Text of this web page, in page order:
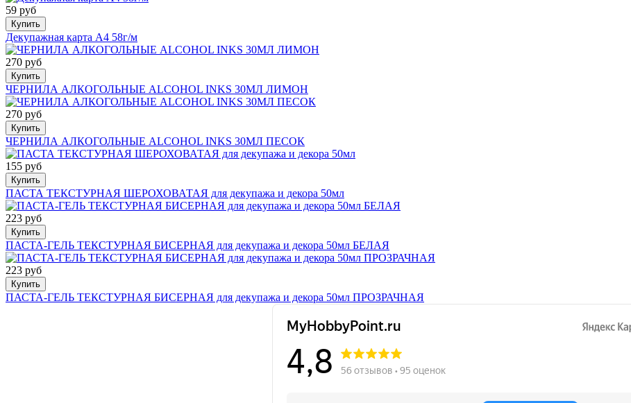
59 руб
Купить
Декупажная карта А4 58г/м
270 руб
Купить
ЧЕРНИЛА АЛКОГОЛЬНЫЕ ALCOHOL INKS 30МЛ ЛИМОН
270 руб
Купить
ЧЕРНИЛА АЛКОГОЛЬНЫЕ ALCOHOL INKS 30МЛ ПЕСОК
155 руб
Купить
ПАСТА ТЕКСТУРНАЯ ШЕРОХОВАТАЯ для декупажа и декора 50мл
223 руб
Купить
ПАСТА-ГЕЛЬ ТЕКСТУРНАЯ БИСЕРНАЯ для декупажа и декора 50мл БЕЛАЯ
223 руб
Купить
ПАСТА-ГЕЛЬ ТЕКСТУРНАЯ БИСЕРНАЯ для декупажа и декора 50мл ПРОЗРАЧНАЯ